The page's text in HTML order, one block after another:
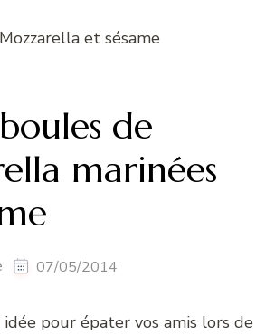
de
marinées
07/05/2014
pour épater vos amis lors de